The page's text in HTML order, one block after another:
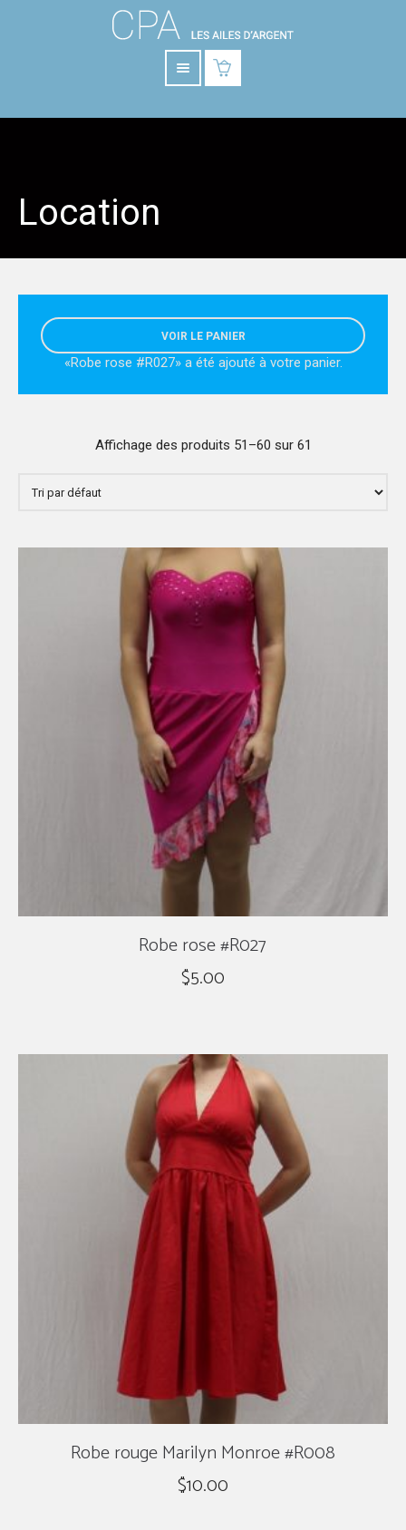
Location
VOIR LE PANIER
«Robe rose #R027» a été ajouté à votre panier.
Affichage des produits 51–60 sur 61
Robe rose #R027
$5.00
Robe rouge Marilyn Monroe #R008
$10.00